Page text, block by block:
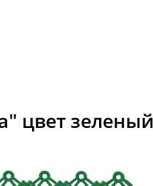
цвет зеленый